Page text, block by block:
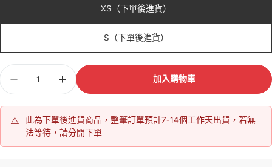
XS（下單後進貨）
S（下單後進貨）
量
加入購物車
⚠️
此為下單後進貨商品，整筆訂單預計7-14個工作天出貨，若無
法等待，請分開下單